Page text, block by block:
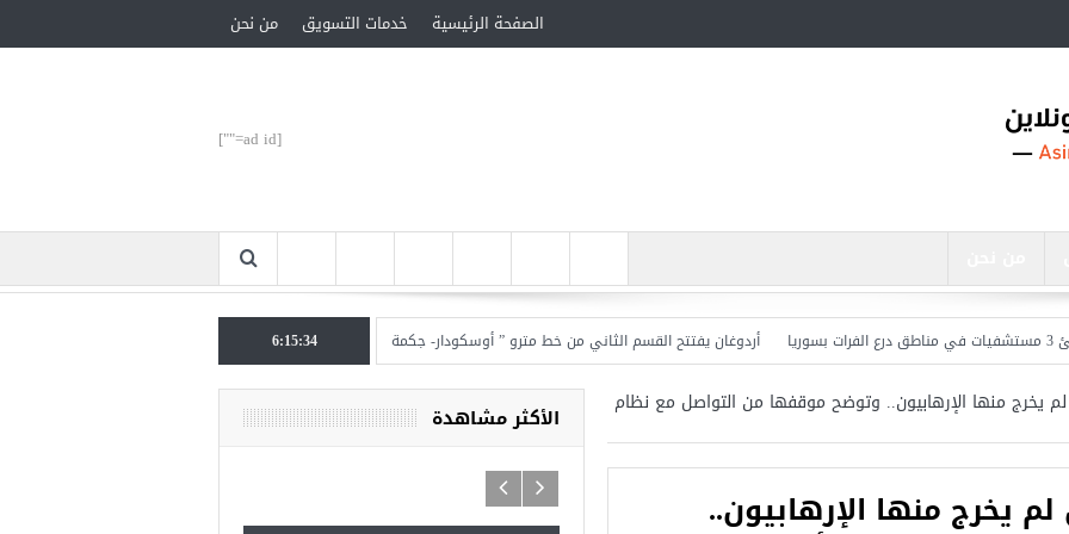
الصفحة الرئيسية خدمات التسويق من نحن
[ad id=""]
أردوغان يفتتح القسم الثاني من خط مترو ” أوسكودار- جكمة كوي” الأحد المقبل
تركيا تحتل المرتبة الأولى عالميا بالمساعدات6:15:35
يخرج منها الإرهابيون.. وتوضح موقفها من التواصل مع نظام
يخرج منها الإرهابيون..
الأكثر مشاهدة